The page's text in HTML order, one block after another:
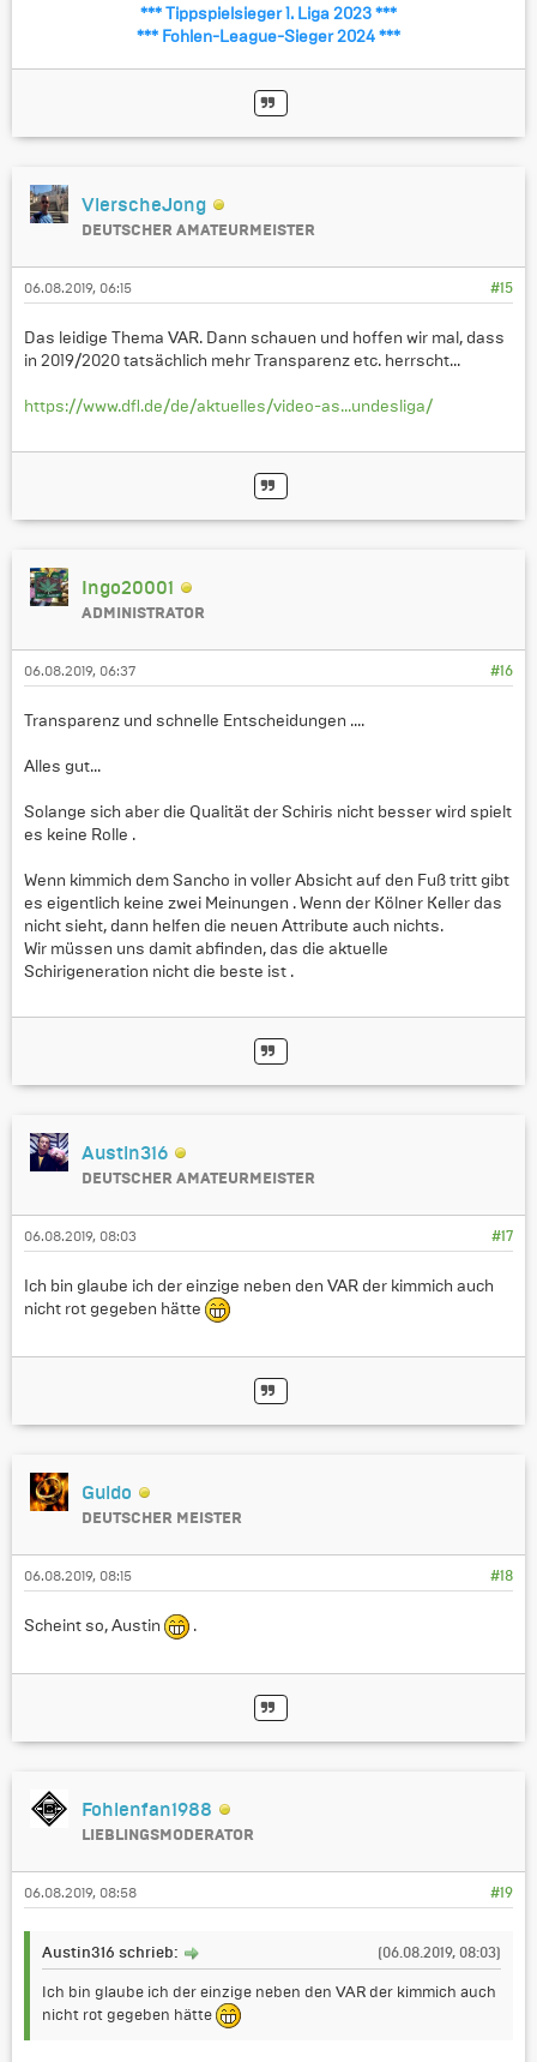
*** Tippspielsieger 1. Liga 2023 ***
*** Fohlen-League-Sieger 2024 ***
VierscheJong
DEUTSCHER AMATEURMEISTER
#15
06.08.2019, 06:15
Das leidige Thema VAR. Dann schauen und hoffen wir mal, dass
in 2019/2020 tatsächlich mehr Transparenz etc. herrscht...
https://www.dfl.de/de/aktuelles/video-as...undesliga/
Ingo20001
ADMINISTRATOR
#16
06.08.2019, 06:37
Transparenz und schnelle Entscheidungen ....
Alles gut...
Solange sich aber die Qualität der Schiris nicht besser wird spielt
es keine Rolle .
Wenn kimmich dem Sancho in voller Absicht auf den Fuß tritt gibt
es eigentlich keine zwei Meinungen . Wenn der Kölner Keller das
nicht sieht, dann helfen die neuen Attribute auch nichts.
Wir müssen uns damit abfinden, das die aktuelle
Schirigeneration nicht die beste ist .
Austin316
DEUTSCHER AMATEURMEISTER
#17
06.08.2019, 08:03
Ich bin glaube ich der einzige neben den VAR der kimmich auch
nicht rot gegeben hätte
Guido
DEUTSCHER MEISTER
#18
06.08.2019, 08:15
Scheint so, Austin .
Fohlenfan1988
LIEBLINGSMODERATOR
#19
06.08.2019, 08:58
(06.08.2019, 08:03)
Austin316 schrieb:
Ich bin glaube ich der einzige neben den VAR der kimmich auch
nicht rot gegeben hätte